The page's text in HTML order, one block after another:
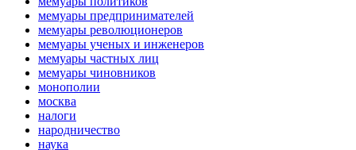
мемуары предпринимателей
мемуары революционеров
мемуары ученых и инженеров
мемуары частных лиц
мемуары чиновников
монополии
москва
налоги
народничество
наука